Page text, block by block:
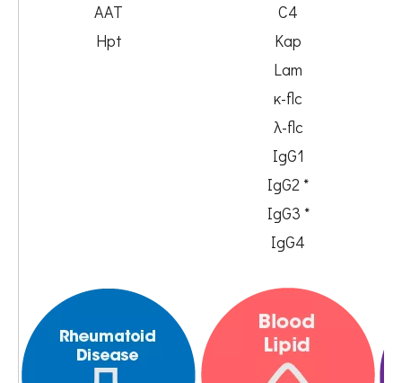
AAT
Hpt
C4
Kap
Lam
κ-flc
λ-flc
IgG1
IgG2 *
IgG3 *
IgG4